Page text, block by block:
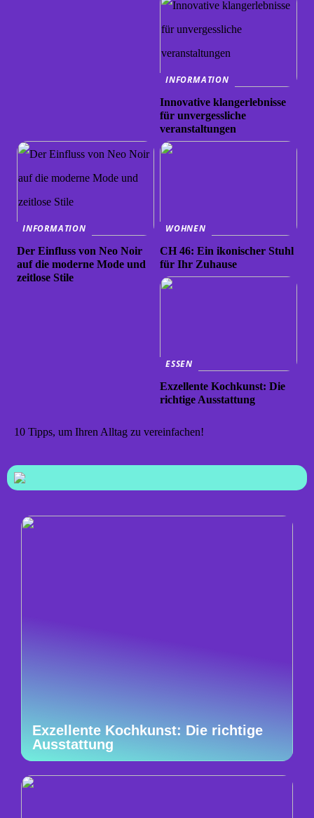
INFORMATION
Innovative klangerlebnisse
für unvergessliche
veranstaltungen
INFORMATION
Der Einfluss von Neo Noir
auf die moderne Mode und
zeitlose Stile
WOHNEN
CH 46: Ein ikonischer Stuhl
für Ihr Zuhause
ESSEN
Exzellente Kochkunst: Die
richtige Ausstattung
10 Tipps, um Ihren Alltag zu vereinfachen!
Exzellente Kochkunst: Die richtige
Ausstattung